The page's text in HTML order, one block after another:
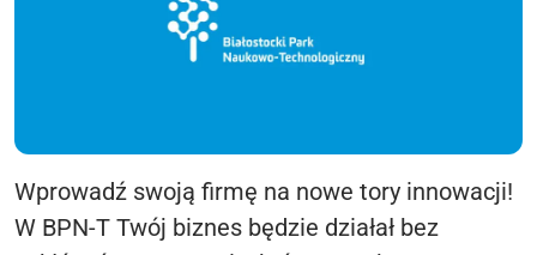
Wprowadź swoją firmę na nowe tory innowacji!
W BPN-T Twój biznes będzie działał bez